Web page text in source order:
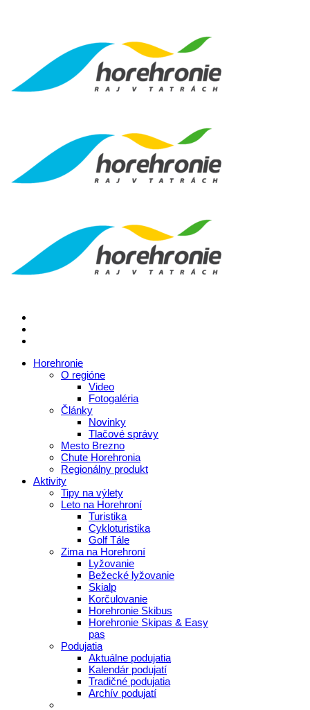
Horehronie
O regióne
Video
Fotogaléria
Články
Novinky
Tlačové správy
Mesto Brezno
Chute Horehronia
Regionálny produkt
Aktivity
Tipy na výlety
Leto na Horehroní
Turistika
Cykloturistika
Golf Tále
Zima na Horehroní
Lyžovanie
Bežecké lyžovanie
Skialp
Korčulovanie
Horehronie Skibus
Horehronie Skipas & Easy
pas
Podujatia
Aktuálne podujatia
Kalendár podujatí
Tradičné podujatia
Archív podujatí